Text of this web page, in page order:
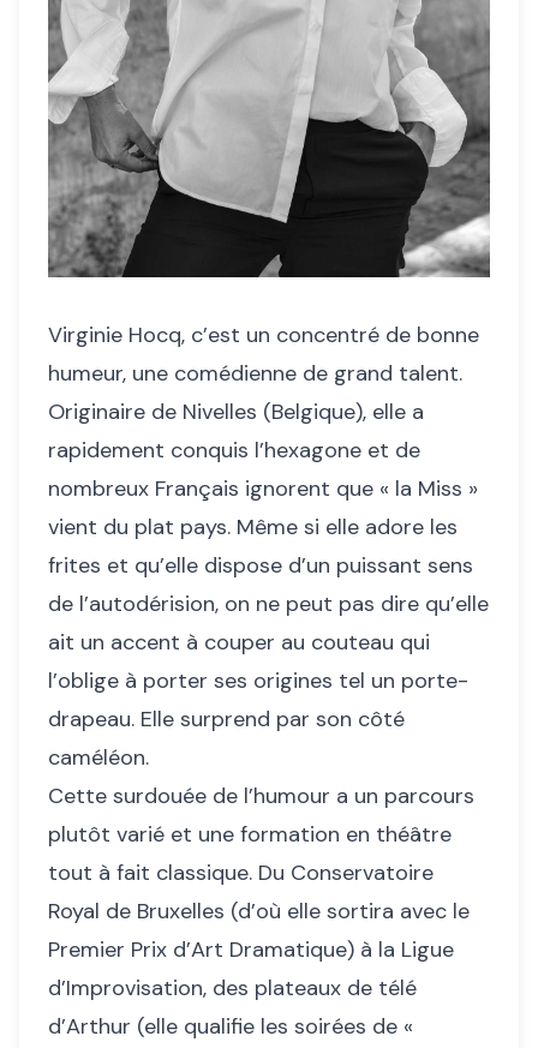
Virginie Hocq, c’est un concentré de bonne
humeur, une comédienne de grand talent.
Originaire de Nivelles (Belgique), elle a
rapidement conquis l’hexagone et de
nombreux Français ignorent que « la Miss »
vient du plat pays. Même si elle adore les
frites et qu’elle dispose d’un puissant sens
de l’autodérision, on ne peut pas dire qu’elle
ait un accent à couper au couteau qui
l’oblige à porter ses origines tel un porte-
drapeau. Elle surprend par son côté
caméléon.
Cette surdouée de l’humour a un parcours
plutôt varié et une formation en théâtre
tout à fait classique. Du Conservatoire
Royal de Bruxelles (d’où elle sortira avec le
Premier Prix d’Art Dramatique) à la Ligue
d’Improvisation, des plateaux de télé
d’Arthur (elle qualifie les soirées de «